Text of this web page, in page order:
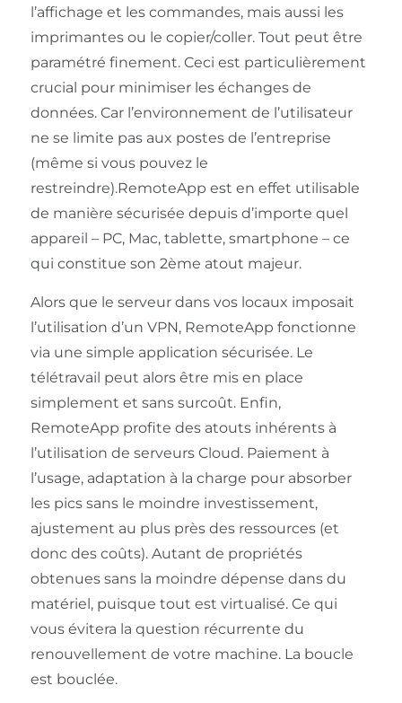
l’affichage et les commandes, mais aussi les
imprimantes ou le copier/coller. Tout peut être
paramétré finement. Ceci est particulièrement
crucial pour minimiser les échanges de
données. Car l’environnement de l’utilisateur
ne se limite pas aux postes de l’entreprise
(même si vous pouvez le
restreindre).RemoteApp est en effet utilisable
de manière sécurisée depuis d’importe quel
appareil – PC, Mac, tablette, smartphone – ce
qui constitue son 2ème atout majeur.
Alors que le serveur dans vos locaux imposait
l’utilisation d’un VPN, RemoteApp fonctionne
via une simple application sécurisée. Le
télétravail peut alors être mis en place
simplement et sans surcoût. Enfin,
RemoteApp profite des atouts inhérents à
l’utilisation de serveurs Cloud. Paiement à
l’usage, adaptation à la charge pour absorber
les pics sans le moindre investissement,
ajustement au plus près des ressources (et
donc des coûts). Autant de propriétés
obtenues sans la moindre dépense dans du
matériel, puisque tout est virtualisé. Ce qui
vous évitera la question récurrente du
renouvellement de votre machine. La boucle
est bouclée.